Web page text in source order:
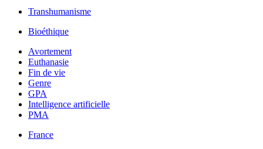
Transhumanisme
Bioéthique
Avortement
Euthanasie
Fin de vie
Genre
GPA
Intelligence artificielle
PMA
France